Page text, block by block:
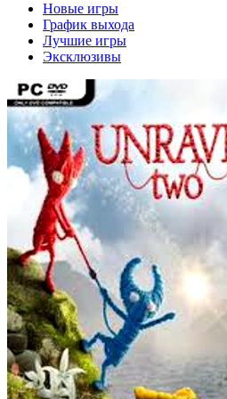
Новые игры
График выхода
Лучшие игры
Эксклюзивы